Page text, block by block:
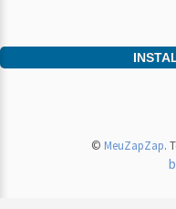
© MeuZapZap.